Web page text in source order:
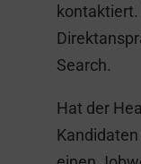
Search.
Hat der